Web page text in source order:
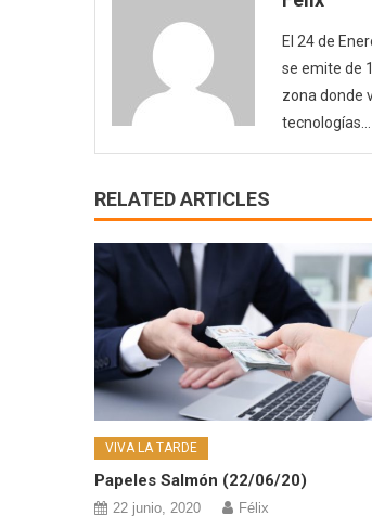
El 24 de
se emite de
zona donde
RELATED ARTICLES
VIVA LA TARDE
Papeles Salmón (22/06/20)
22 junio, 2020 Félix